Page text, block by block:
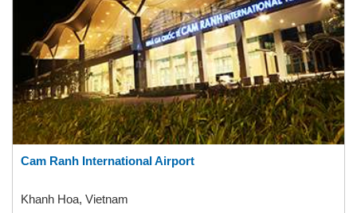
Cam Ranh International Airport
Khanh Hoa, Vietnam